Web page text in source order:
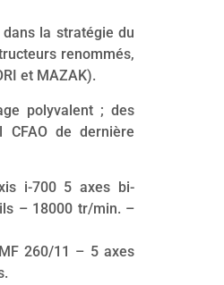
dans la stratégie du
renommés,
et MAZAK).
polyvalent ; des
CFAO de dernière
i-700 5 axes bi-
– 18000 tr/min. –
260/11 – 5 axes